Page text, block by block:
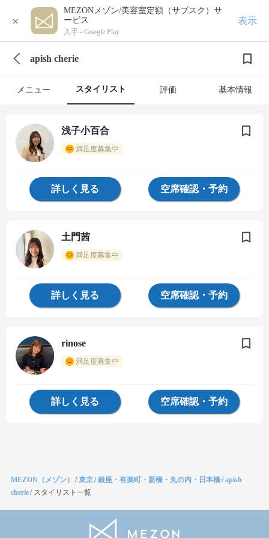
×
MEZONメゾン/美容室定額（サブスク）サ
ービス
入手 - Google Play
表示
apish cherie
メニュー スタイリスト 評価 基本情報
浅子小百合
満足度募集中
詳しく見る 空席確認・予約
土門茜
満足度募集中
詳しく見る 空席確認・予約
rinose
満足度募集中
詳しく見る 空席確認・予約
MEZON（メゾン） /東京/銀座・有楽町・新橋・丸の内・日本橋/apish
cherie/ スタイリスト一覧